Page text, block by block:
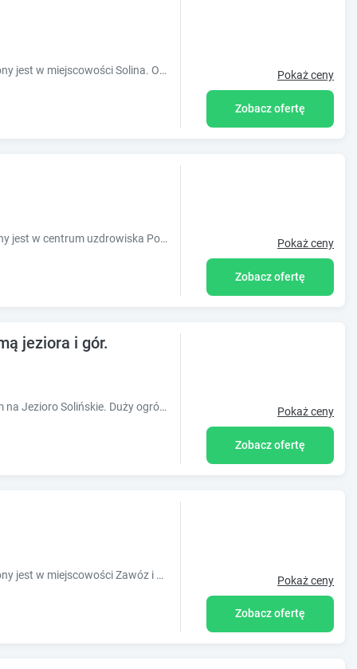
Obiekt Jaworowe Wzgórze Solina położony jest w miejscowości Solina. Odległość ważnych miejsc od obiektu: Skansen w Sanoku ? 35 km, Zapora wo Pokaż ceny
Zobacz ofertę
Ośrodek wypoczynkowy Polkard położony jest w centrum uzdrowiska Polańczyk, w odległości 300 metrów od Jeziora Solińskiego. Pokaż ceny
Zobacz ofertę
jeziora i gór.
Pokoje z łazienką i balkonami, z widokiem na Jezioro Solińskie. Duży ogród i altana z miejscem na grilla na terenie obiektu. Pokaż ceny
Zobacz ofertę
Obiekt DOMEK POD CZEREMCHĄ położony jest w miejscowości Zawóz i oferuje ogród, taras oraz bezpłatne WiFi. Goście mogą podziwiać widok na jez Pokaż ceny
Zobacz ofertę